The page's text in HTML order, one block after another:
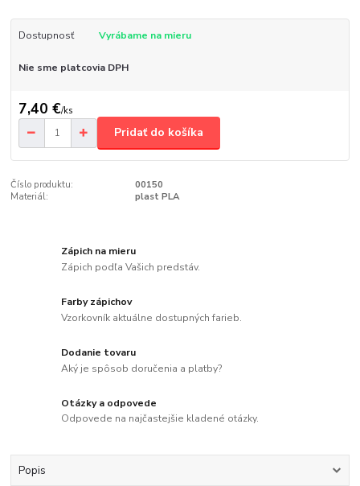
Dostupnosť Vyrábame na mieru
Nie sme platcovia DPH
7,40 €/ks
Pridať do košíka
Číslo produktu:
00150
Materiál:
plast PLA
Zápich na mieru
Zápich podľa Vašich predstáv.
Farby zápichov
Vzorkovník aktuálne dostupných farieb.
Dodanie tovaru
Aký je spôsob doručenia a platby?
Otázky a odpovede
Odpovede na najčastejšie kladené otázky.
Popis